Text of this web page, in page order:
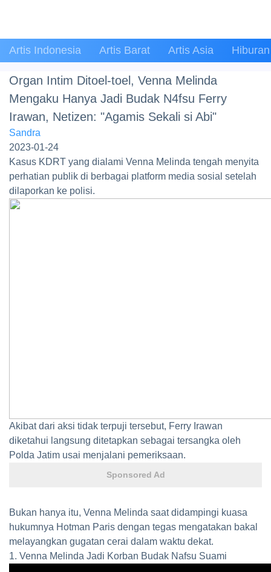
Artis Indonesia Artis Barat Artis Asia Hiburan
Organ Intim Ditoel-toel, Venna Melinda
Mengaku Hanya Jadi Budak N4fsu Ferry
Irawan, Netizen: "Agamis Sekali si Abi"
Sandra
2023-01-24
Kasus KDRT yang dialami Venna Melinda tengah menyita
perhatian publik di berbagai platform media sosial setelah
dilaporkan ke polisi.
Akibat dari aksi tidak terpuji tersebut, Ferry Irawan
diketahui langsung ditetapkan sebagai tersangka oleh
Polda Jatim usai menjalani pemeriksaan.
Sponsored Ad
Bukan hanya itu, Venna Melinda saat didampingi kuasa
hukumnya Hotman Paris dengan tegas mengatakan bakal
melayangkan gugatan cerai dalam waktu dekat.
1. Venna Melinda Jadi Korban Budak Nafsu Suami